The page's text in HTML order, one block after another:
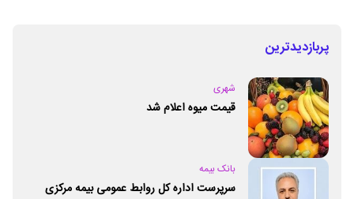
پربازدیدترین
شهری
قیمت میوه اعلام شد
بانک بیمه
سرپرست اداره کل روابط عمومی بیمه مرکزی